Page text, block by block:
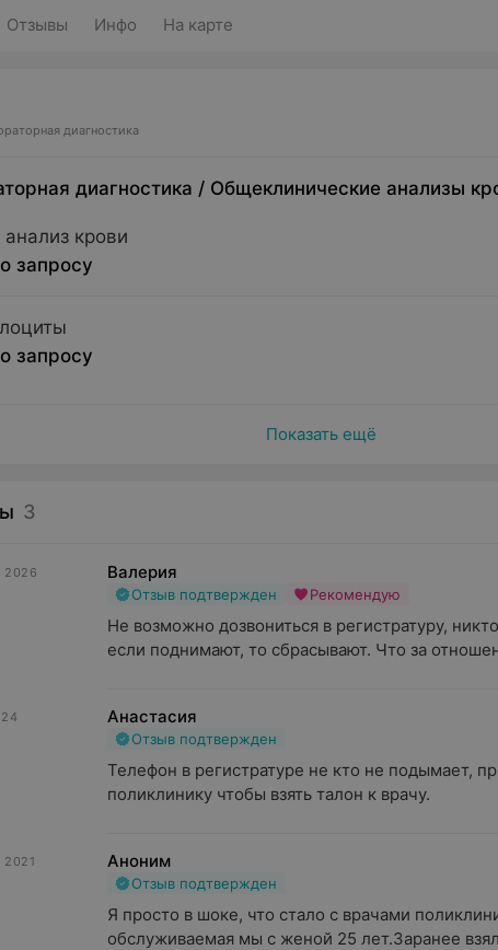
Отзывы Инфо На карте
диагностика
диагностика / Общеклинические анализы
крови
запросу
запросу
Показать ещё
3
2026 Валерия
Отзыв подтвержден Рекомендую
Не возможно дозвониться в регистратуру,
если поднимают, то сбрасывают. Что за
Анастасия
Отзыв подтвержден
Телефон в регистратуре не кто не подымает,
поликлинику чтобы взять талон к врачу.
2021 Аноним
Отзыв подтвержден
Я просто в шоке, что стало с врачами
обслуживаемая мы с женой 25 лет.Заранее